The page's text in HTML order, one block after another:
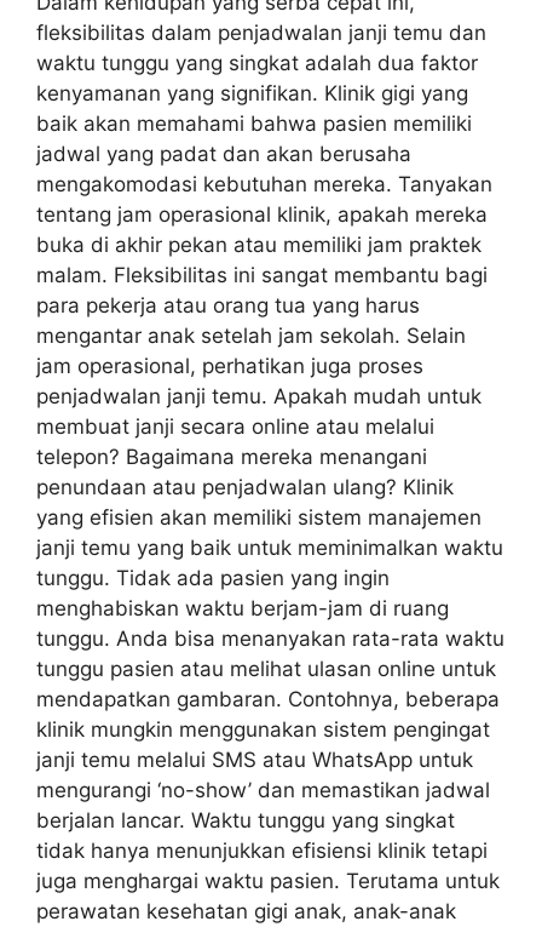
fleksibilitas dalam penjadwalan janji temu dan
waktu tunggu yang singkat adalah dua faktor
kenyamanan yang signifikan. Klinik gigi yang
baik akan memahami bahwa pasien memiliki
jadwal yang padat dan akan berusaha
mengakomodasi kebutuhan mereka. Tanyakan
tentang jam operasional klinik, apakah mereka
buka di akhir pekan atau memiliki jam praktek
malam. Fleksibilitas ini sangat membantu bagi
para pekerja atau orang tua yang harus
mengantar anak setelah jam sekolah. Selain
jam operasional, perhatikan juga proses
penjadwalan janji temu. Apakah mudah untuk
membuat janji secara online atau melalui
telepon? Bagaimana mereka menangani
penundaan atau penjadwalan ulang? Klinik
yang efisien akan memiliki sistem manajemen
janji temu yang baik untuk meminimalkan waktu
tunggu. Tidak ada pasien yang ingin
menghabiskan waktu berjam-jam di ruang
tunggu. Anda bisa menanyakan rata-rata waktu
tunggu pasien atau melihat ulasan online untuk
mendapatkan gambaran. Contohnya, beberapa
klinik mungkin menggunakan sistem pengingat
janji temu melalui SMS atau WhatsApp untuk
mengurangi ‘no-show’ dan memastikan jadwal
berjalan lancar. Waktu tunggu yang singkat
tidak hanya menunjukkan efisiensi klinik tetapi
juga menghargai waktu pasien. Terutama untuk
perawatan kesehatan gigi anak, anak-anak